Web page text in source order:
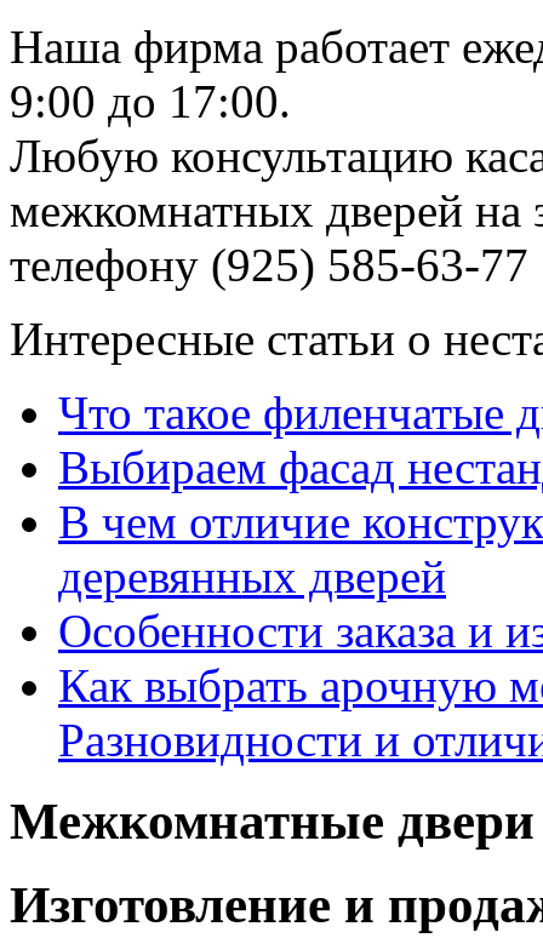
Наша фирма работает
9:00 до 17:00.
Любую консультацию
межкомнатных дверей на
телефону (925) 585-63-77
Интересные статьи о
Что такое филенчатые
Выбираем фасад
В чем отличие
деревянных дверей
Особенности заказа и
Как выбрать арочную
Разновидности и
Межкомнатные двери
Изготовление и